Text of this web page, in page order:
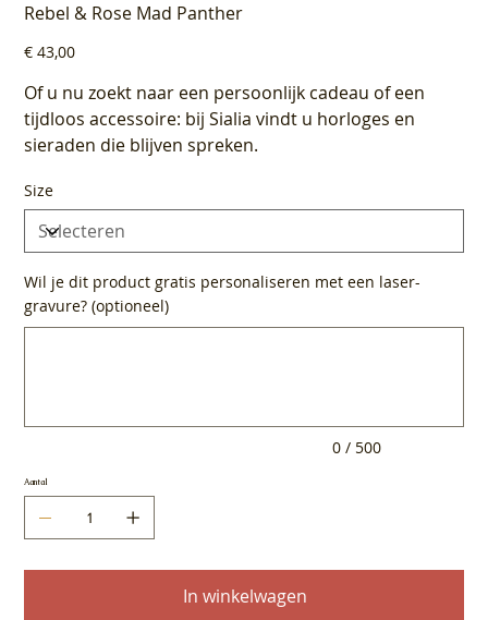
Rebel & Rose Mad Panther
Prijs
€ 43,00
Of u nu zoekt naar een persoonlijk cadeau of een
tijdloos accessoire: bij Sialia vindt u horloges en
sieraden die blijven spreken.
Size
Wil je dit product gratis personaliseren met een laser-
gravure? (optioneel)
0 / 500
Aantal
In winkelwagen